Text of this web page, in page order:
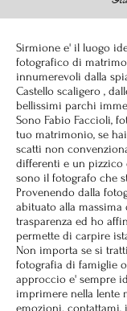
Sirmione e' il luogo
fotografico di
innumerevoli dalla
Castello scaligero ,
bellissimi parchi
Sono Fabio Faccioli,
tuo matrimonio, se
scatti non
differenti e un pizzico
sono il fotografo che
Provenendo dalla
abituato alla massima
trasparenza ed ho
permette di carpire
Non importa se si
fotografia di famiglie
approccio e' sempre
imprimere nella
emozioni. contattami,